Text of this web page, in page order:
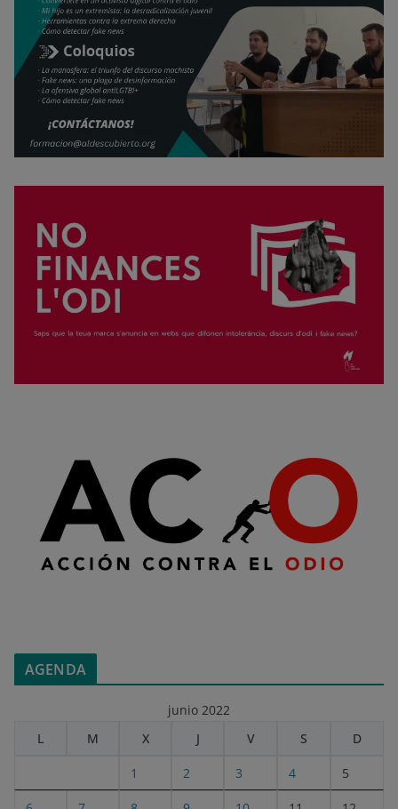
AGENDA
junio 2022
L
M X J V S D
1 2 3 4 5